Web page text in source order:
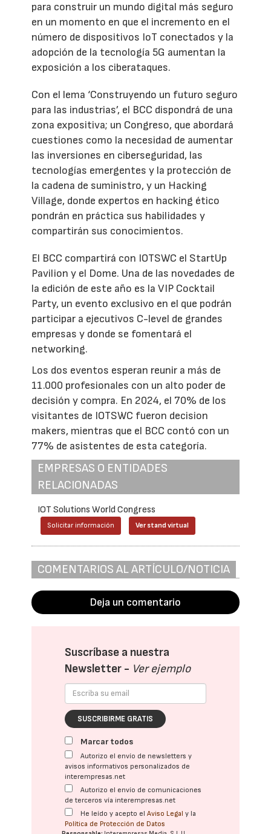
para construir un mundo digital más seguro
en un momento en que el incremento en el
número de dispositivos IoT conectados y la
adopción de la tecnología 5G aumentan la
exposición a los ciberataques.
Con el lema ‘Construyendo un futuro seguro
para las industrias’, el BCC dispondrá de una
zona expositiva; un Congreso, que abordará
cuestiones como la necesidad de aumentar
las inversiones en ciberseguridad, las
tecnologías emergentes y la protección de
la cadena de suministro, y un Hacking
Village, donde expertos en hacking ético
pondrán en práctica sus habilidades y
compartirán sus conocimientos.
El BCC compartirá con IOTSWC el StartUp
Pavilion y el Dome. Una de las novedades de
la edición de este año es la VIP Cocktail
Party, un evento exclusivo en el que podrán
participar a ejecutivos C-level de grandes
empresas y donde se fomentará el
networking.
Los dos eventos esperan reunir a más de
11.000 profesionales con un alto poder de
decisión y compra. En 2024, el 70% de los
visitantes de IOTSWC fueron decision
makers, mientras que el BCC contó con un
77% de asistentes de esta categoría.
EMPRESAS O ENTIDADES
RELACIONADAS
IOT Solutions World Congress
Solicitar información Ver stand virtual
COMENTARIOS AL ARTÍCULO/NOTICIA
Deja un comentario
Suscríbase a nuestra
Newsletter - Ver ejemplo
SUSCRIBIRME GRATIS
Marcar todos
Autorizo el envío de newsletters y
avisos informativos personalizados de
interempresas.net
Autorizo el envío de comunicaciones
de terceros vía interempresas.net
He leído y acepto elAviso Legal y la
Política de Protección de Datos